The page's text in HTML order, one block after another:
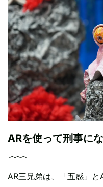
ARを使って刑事に
AR三兄弟は、「五感」